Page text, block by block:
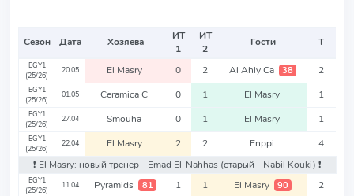
Сезон Дата Хозяева
ИТ
1
ИТ
2
Гости Т
EGY1
(25/26)
20.05 El Masry 0 2 Al Ahly Ca 38 2
EGY1
(25/26)
01.05 Ceramica C 0 1 El Masry 1
EGY1
(25/26)
27.04 Smouha 0 1 El Masry 1
EGY1
(25/26)
22.04 El Masry 2 2 Enppi
4
❗️ El Masry: новый тренер - Emad El-Nahhas (старый - Nabil Kouki) ❗️
EGY1
(25/26)
11.04 Pyramids 81 1 1 El Masry 90 2